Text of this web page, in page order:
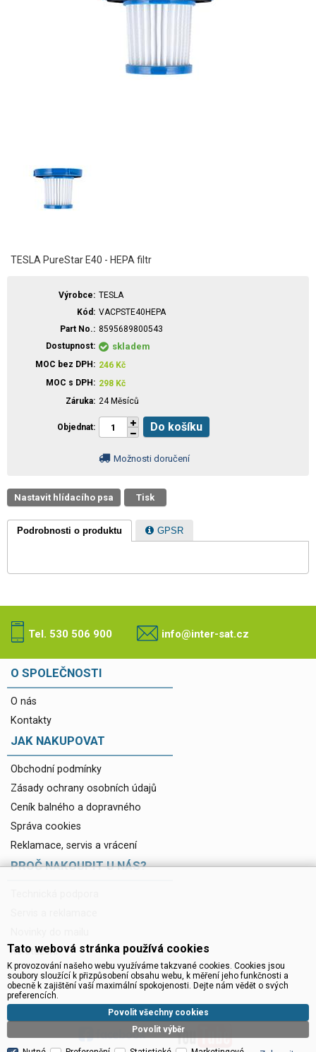
TESLA PureStar E40 - HEPA filtr
Výrobce
TESLA
Kód
VACPSTE40HEPA
Part No.
8595689800543
Dostupnost
skladem
MOC bez DPH 246 Kč
MOC s DPH
298 Kč
Záruka 24 Měsíců
Objednat Do košíku
Možnosti doručení
Nastavit hlídacího psa Tisk
Podrobnosti o produktu GPSR
Tel. 530 506 900 info@inter-sat.cz
O SPOLEČNOSTI
O nás
Kontakty
JAK NAKUPOVAT
Obchodní podmínky
Zásady ochrany osobních údajů
Ceník balného a dopravného
Správa cookies
Reklamace, servis a vrácení
PROČ NAKOUPIT U NÁS?
Ke stažení
Tato webová stránka používá cookies
K provozování našeho webu využíváme takzvané cookies. Cookies jsou
soubory sloužící k přizpůsobení obsahu webu, k měření jeho funkčnosti a
obecně k zajištění vaší maximální spokojenosti. Dejte nám vědět o svých
preferencích.
Povolit výběr
Povolit všechny cookies